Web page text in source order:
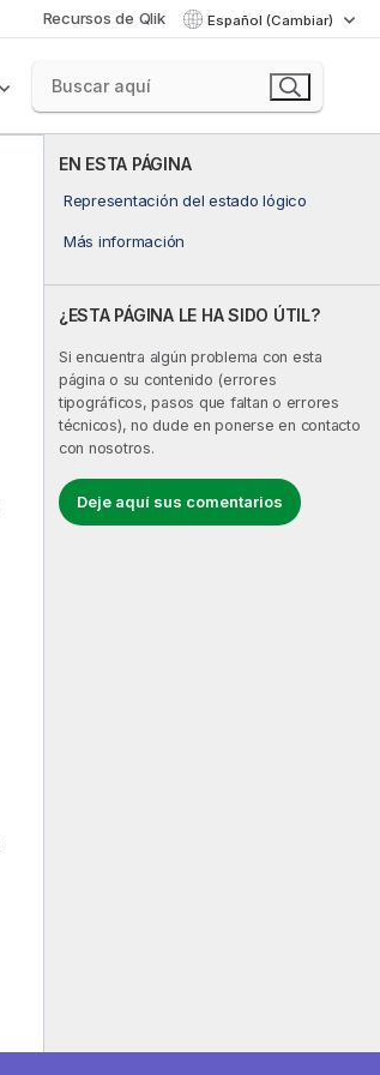
Recursos de Qlik Español (Cambiar)
EN ESTA PÁGINA
Representación del estado lógico
Más información
¿ESTA PÁGINA LE HA SIDO ÚTIL?
Si encuentra algún problema con esta
página o su contenido (errores
tipográficos, pasos que faltan o errores
técnicos), no dude en ponerse en contacto
con nosotros.
Deje aquí sus comentarios